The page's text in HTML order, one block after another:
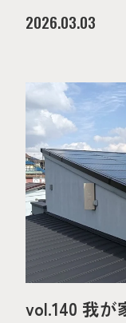
2026.03.03
vol.140 我が